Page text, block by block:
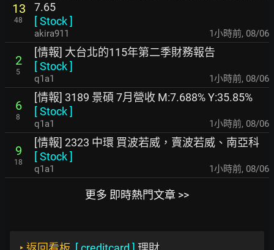
13
48
7.65
[Stock]
akira911 1小時前, 08/06
2
5
[情報] 大台北的115年第二季財務報告
[Stock]
q1a1 1小時前, 08/06
6
8
[情報] 3189 景碩 7月營收 M:7.688% Y:35.85%
[Stock]
q1a1 1小時前, 08/06
9
18
[情報] 2323 中環 買波若威，賣波若威、南亞科
[Stock]
q1a1 1小時前, 08/06
更多 即時熱門文章 >>